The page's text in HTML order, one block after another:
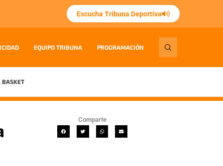
Escucha Tribuna Deportiva
EQUIPO TRIBUNA PROGRAMACIÓN
BASKET
Comparte